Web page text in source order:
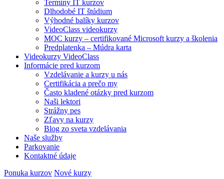
Termíny IT kurzov
Dlhodobé IT štúdium
Výhodné balíky kurzov
VideoClass videokurzy
MOC kurzy – certifikované Microsoft kurzy a školenia
Predplatenka – Múdra karta
Videokurzy VideoClass
Informácie pred kurzom
Vzdelávanie a kurzy u nás
Certifikácia a prečo my
Často kladené otázky pred kurzom
Naši lektori
Strážny pes
Zľavy na kurzy
Blog zo sveta vzdelávania
Naše služby
Parkovanie
Kontaktné údaje
Ponuka kurzov Nové kurzy